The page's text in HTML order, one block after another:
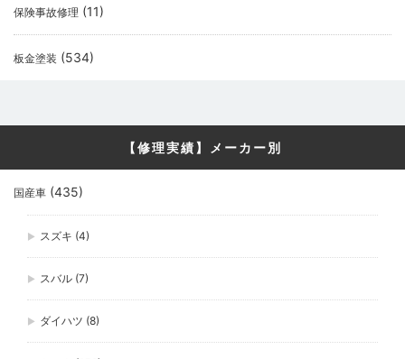
保険事故修理 (11)
板金塗装 (534)
【修理実績】メーカー別
国産車 (435)
スズキ (4)
スバル (7)
ダイハツ (8)